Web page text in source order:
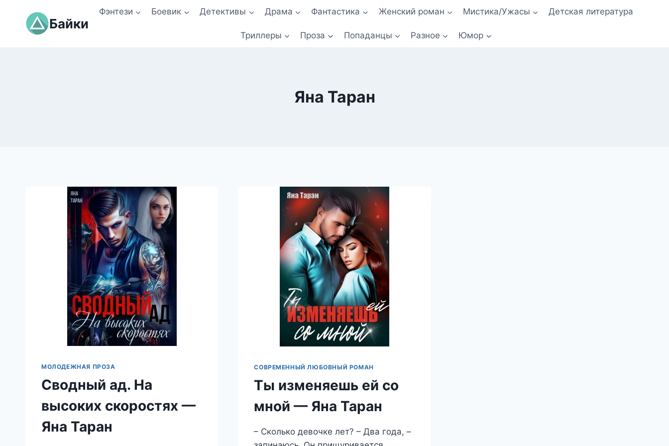
содержимому
Байки
Фэнтези Боевик Детективы Драма Фантастика Женский роман Мистика/Ужасы Детская литература
Триллеры Проза Попаданцы Разное Юмор
Яна Таран
МОЛОДЕЖНАЯ ПРОЗА
Сводный ад. На
высоких скоростях —
Яна Таран
СОВРЕМЕННЫЙ ЛЮБОВНЫЙ РОМАН
Ты изменяешь ей со
мной — Яна Таран
– Сколько девочке лет? – Два года, –